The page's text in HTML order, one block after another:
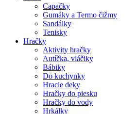
Capačky
Gumáky a Termo čižmy
Sandálky
Tenisky
Hračky
Aktivity hračky
Autíčka, vláčiky
Bábiky
Do kuchynky
Hracie deky
Hračky do piesku
Hračky do vody
Hrkálky